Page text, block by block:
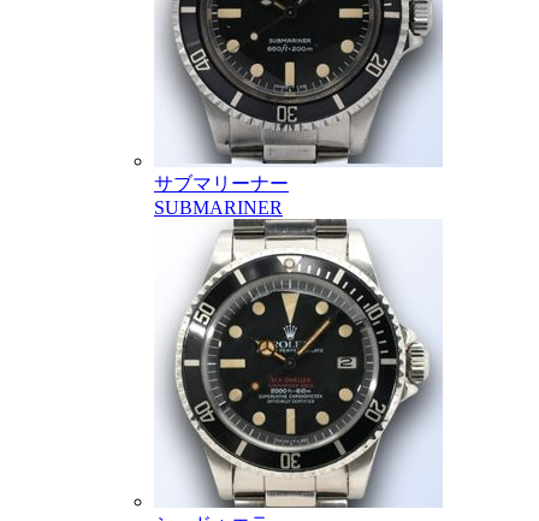
サブマリーナー
SUBMARINER